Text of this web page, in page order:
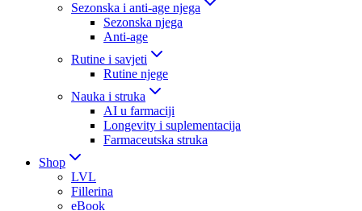
Sezonska i anti-age njega
Sezonska njega
Anti-age
Rutine i savjeti
Rutine njege
Nauka i struka
AI u farmaciji
Longevity i suplementacija
Farmaceutska struka
Shop
LVL
Fillerina
eBook